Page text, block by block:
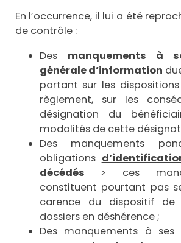
En l’occurrence, il lui a été
de contrôle :
Des manquements à
générale d’information
portant sur les
règlement, sur les
désignation du
modalités de cette
Des manquements
obligations
décédés > ces
constituent pourtant pas
carence du dispositif
dossiers en déshérence ;
Des manquements à ses